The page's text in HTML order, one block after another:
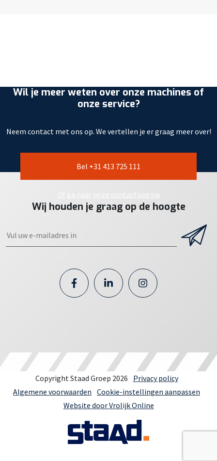
Wil je meer weten over onze machines of
onze service?
Neem contact met ons op. We vertellen je er graag meer over!
Bel +31 413 725 111
Of ga naar onze contactpagina
Wij houden je graag op de hoogte
Copyright Staad Groep 2026
Privacy policy
Algemene voorwaarden Cookie-instellingen aanpassen
Website door Vrolijk Online